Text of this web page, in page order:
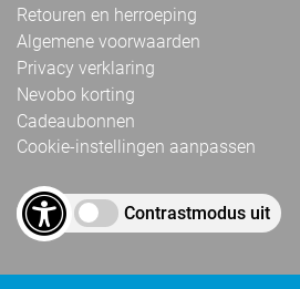
Retouren en herroeping
Algemene voorwaarden
Privacy verklaring
Nevobo korting
Cadeaubonnen
Cookie-instellingen aanpassen
Contrastmodus uit